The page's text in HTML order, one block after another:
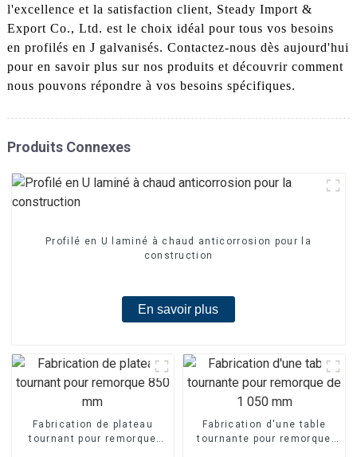
l'excellence et la satisfaction client, Steady Import &
Export Co., Ltd. est le choix idéal pour tous vos besoins
en profilés en J galvanisés. Contactez-nous dès aujourd'hui
pour en savoir plus sur nos produits et découvrir comment
nous pouvons répondre à vos besoins spécifiques.
Produits Connexes
Profilé en U laminé à chaud anticorrosion pour la
construction
En savoir plus
Fabrication de plateau
tournant pour remorque
Fabrication d'une table
tournante pour remorque